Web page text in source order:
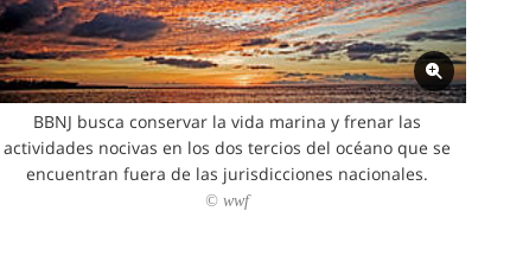
BBNJ busca conservar la vida marina y frenar las
actividades nocivas en los dos tercios del océano que se
encuentran fuera de las jurisdicciones nacionales.
© wwf